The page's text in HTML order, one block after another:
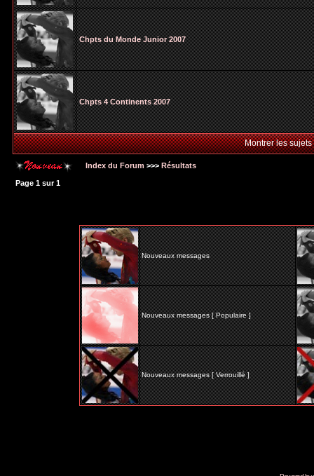
Chpts du Monde Junior 2007
Chpts 4 Continents 2007
Montrer les
Index du Forum >>> Résultats
Page 1 sur1
Nouveaux messages
Nouveaux messages [ Populaire ]
Nouveaux messages [ Verrouillé ]